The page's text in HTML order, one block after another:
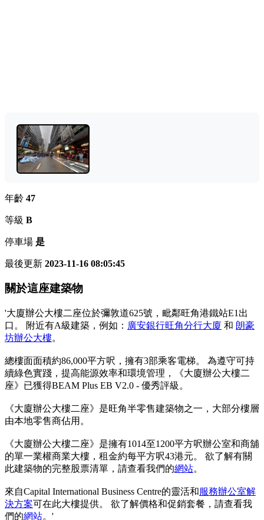
年齡 47
等級 B
停車場 是
最後更新 2023-11-16 08:05:45
關於這座建築物
'大廈辦公大樓二座位於彌敦道625號，毗鄰旺角港鐵站E1出
口。 附近有A級建築，例如： 廣安銀行旺角分行大廈 和 朗豪
坊辦公大樓。
總樓面面積約86,000平方呎，擁有3部乘客電梯。 為遵守可持
續綠色實踐，提高能源效率和環境管理，《大廈辦公大樓二
座》已獲得BEAM Plus EB V2.0 - 優秀評級。
《大廈辦公大樓二座》是旺角半零售建築物之一，大部分樓層
由本地零售商佔用。
《大廈辦公大樓二座》是擁有1014至1200平方呎辦公室和商舖
的單一業權商業大樓，租金約每平方呎43港元。 欲了解有關
此建築物的完整股票清單，請查看我們的網站。
來自Capital International Business Centre的靈活和服務辦公室解
決方案可在此大樓提供。 欲了解價格和促銷套餐，請查看我
們的網站。'